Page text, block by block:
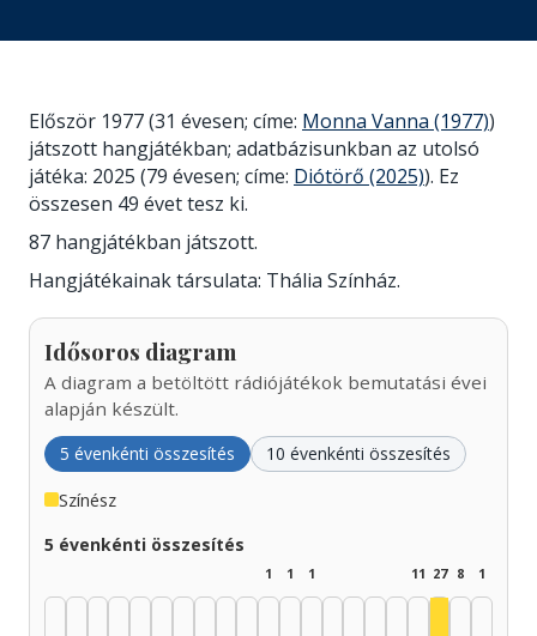
Először 1977 (31 évesen; címe: Monna Vanna (1977))
játszott hangjátékban; adatbázisunkban az utolsó
játéka: 2025 (79 évesen; címe: Diótörő (2025)). Ez
összesen 49 évet tesz ki.
87 hangjátékban játszott.
Hangjátékainak társulata: Thália Színház.
Idősoros diagram
A diagram a betöltött rádiójátékok bemutatási évei
alapján készült.
5 évenkénti összesítés 10 évenkénti összesítés
Színész
5 évenkénti összesítés
1 1 1 11 27 8 1